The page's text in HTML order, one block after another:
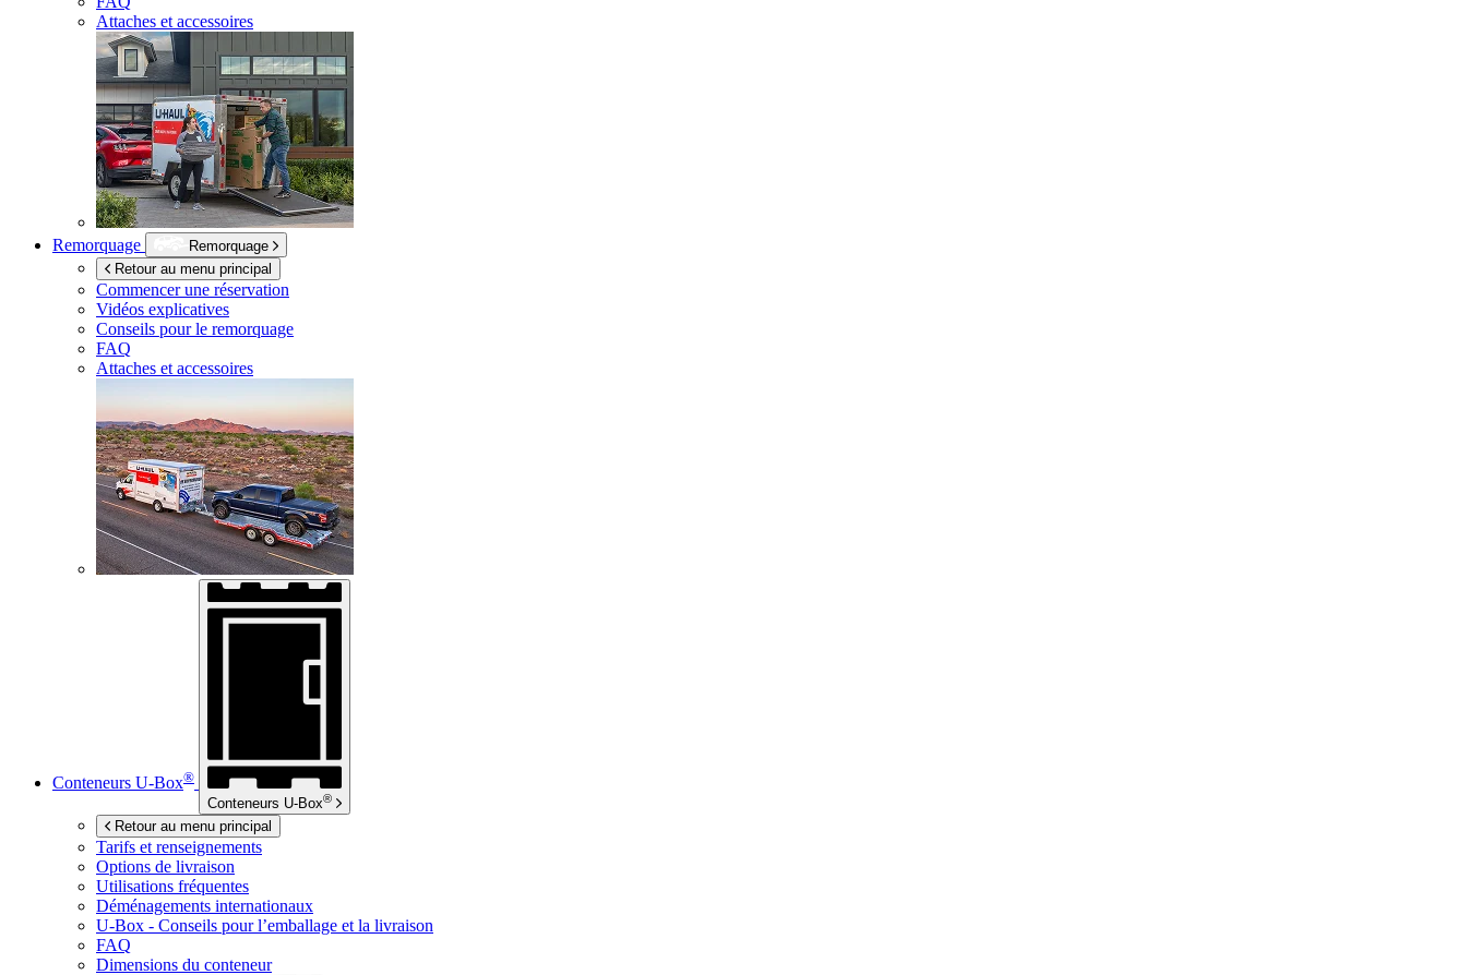
Attaches et accessoires
Remorquage
Remorquage
Retour au menu principal
Commencer une réservation
Vidéos explicatives
Conseils pour le remorquage
FAQ
Attaches et accessoires
Conteneurs U-Box®
Conteneurs U-Box®
Retour au menu principal
Tarifs et renseignements
Options de livraison
Utilisations fréquentes
Déménagements internationaux
U-Box - Conseils pour l’emballage et la livraison
FAQ
Dimensions du conteneur